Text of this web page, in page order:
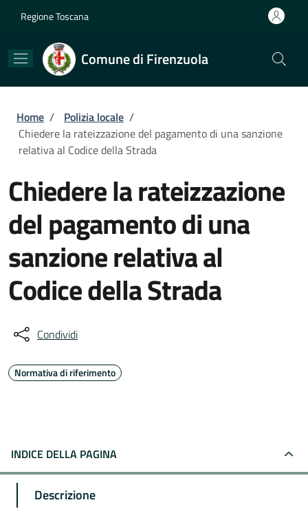
Regione Toscana
Comune di Firenzuola
Briciole di pane
Home / Polizia locale /
Chiedere la rateizzazione del pagamento di una sanzione
relativa al Codice della Strada
Chiedere la rateizzazione
del pagamento di una
sanzione relativa al
Codice della Strada
Condividi
Normativa di riferimento
INDICE DELLA PAGINA
Descrizione